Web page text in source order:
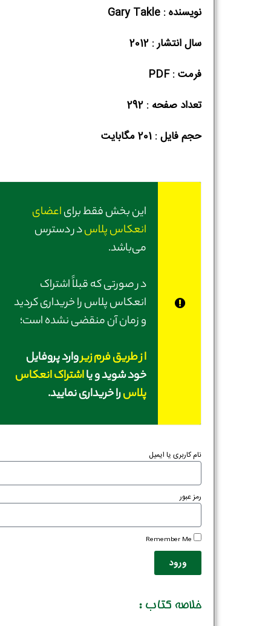
نویسنده : Gary Takle
سال انتشار : 2012
فرمت : PDF
تعداد صفحه : 292
حجم فایل :‌ 201 مگابایت
این بخش فقط برایاعضای
انعکاس پلاسدر دسترس
می‌باشد.
در صورتی‌ که قبلاً اشتراک
انعکاس پلاس را خریداری کردید
و زمان آن منقضی نشده است؛
از طریق فرم زیروارد پروفایل
خود شوید و یااشتراک انعکاس
پلاسرا خریداری نمایید.
نام کاربری یا ایمیل
رمز عبور
Remember Me
ورود
خلاصه کتاب :